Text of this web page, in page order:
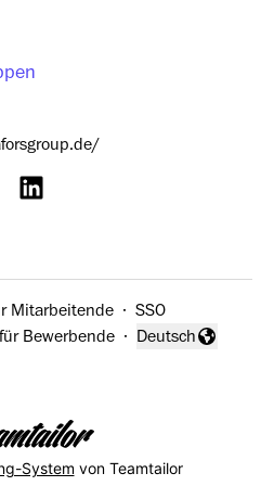
Mitarbeitende · SSO
Bewerbende ·
Sprache ändern
Deutsch
System von Teamtailor